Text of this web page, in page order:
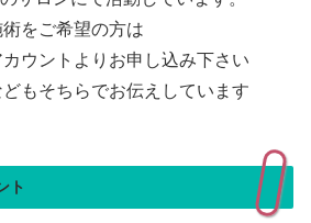
術をご希望の方は
ウントよりお申し込み下さい
もそちらでお伝えしています
ト